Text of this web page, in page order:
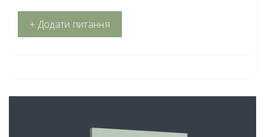
+ Додати питання